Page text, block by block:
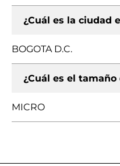
¿Cuál es la ciudad
BOGOTA D.C.
¿Cuál es el
MICRO